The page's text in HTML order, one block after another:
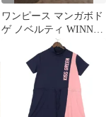
ワンピース マンガボド
ゲ ノベルティ WINNER
缶バッジ ルフィ